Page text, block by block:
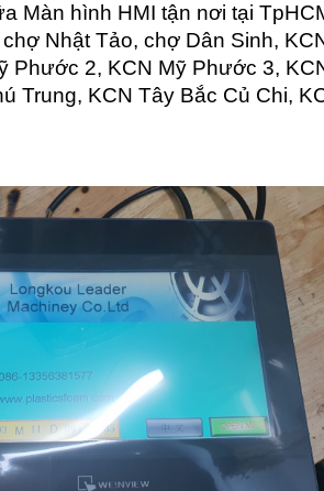
Màn hình HMI tận nơi tại
Nhật Tảo, chợ Dân Sinh,
Phước 2, KCN Mỹ Phước 3,
Trung, KCN Tây Bắc Củ Chi,